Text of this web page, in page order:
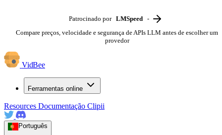
Patrocinado por LMSpeed -
Compare preços, velocidade e segurança de APIs LLM antes de escolher um
provedor
VidBee
Ferramentas online
Resources Documentação Clipii
Português